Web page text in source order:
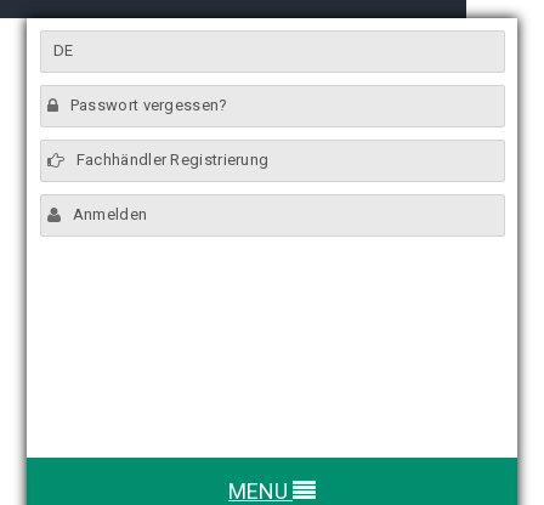
DE
Passwort vergessen?
Fachhändler Registrierung
Anmelden
MENU